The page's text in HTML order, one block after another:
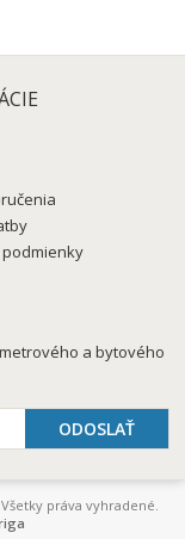
a bytového
Všetky práva vyhradené.